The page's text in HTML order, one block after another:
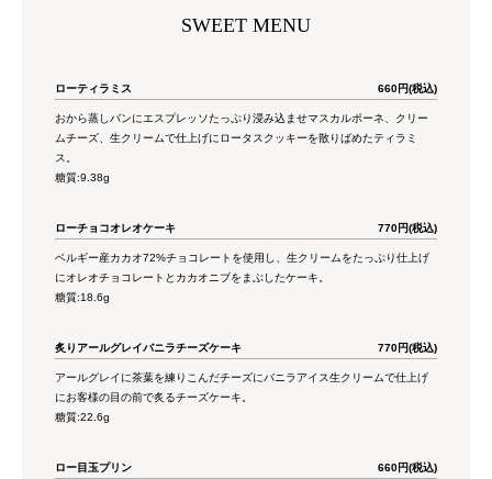
SWEET MENU
ローティラミス 660円(税込)
おから蒸しバンにエスプレッソたっぷり浸み込ませマスカルポーネ、クリー
ムチーズ、生クリームで仕上げにロータスクッキーを散りばめたティラミ
ス。
糖質:9.38g
ローチョコオレオケーキ 770円(税込)
ベルギー産カカオ72%チョコレートを使用し、生クリームをたっぷり仕上げ
にオレオチョコレートとカカオニブをまぶしたケーキ。
糖質:18.6g
炙りアールグレイバニラチーズケーキ 770円(税込)
アールグレイに茶葉を練りこんだチーズにバニラアイス生クリームで仕上げ
にお客様の目の前で炙るチーズケーキ。
糖質:22.6g
ロー目玉プリン 660円(税込)